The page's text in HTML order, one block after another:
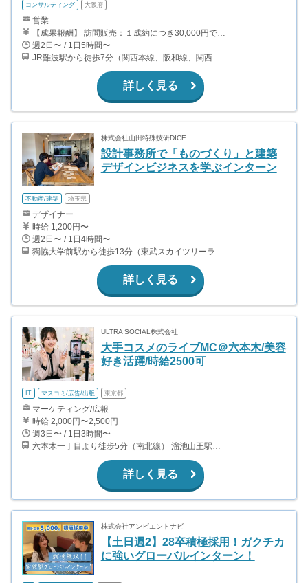
コンサルティング 大阪府
営業
【成果報酬】 訪問販売：１成約につき30,000円です。 例えば、光インターネットの成約であれば、平均的に2.5日で1件の契約が見込めます。（12,000円/1日6時間稼働） ＜月収例＞月に100万以上稼ぐ方もいます！ ・月5件成約：150,000円 ・月15件成約：450,000円 ・月30成約：900,000円➕マネジメントインセンティブ300,000円 合計1,200,000円 時給換算で2,000円程度が、平均的なインターン生の報酬となっています。
週2日〜 / 1日5時間〜
JR難波駅から徒歩7分（関西本線、阪和線、関西空港線） 大阪難波駅から徒歩13分（近鉄奈良線、阪神なんば線） 桜川駅から徒歩4分（大阪メトロ千日前線、阪神なんば線）
詳しく見る
株式会社山田特殊技研DICE
設計事務所で「ものづくり」と建築
デザインビジネスを学ぶインターン
不動産/建築 埼玉県
デザイナー
時給 1,200円〜
週2日〜 / 1日4時間〜
獨協大学前駅から徒歩13分（東武スカイツリーライン、東武伊勢崎線、東武日光線、鬼怒川線）
詳しく見る
ULTRA SOCIAL株式会社
大手コスメのライブMC＠六本木/美容
好き活躍/時給2500可
IT マスコミ/広告/出版 東京都
マーケティング/広報
時給 2,000円〜2,500円
週3日〜 / 1日3時間〜
六本木一丁目より徒歩5分（南北線） 溜池山王駅より徒歩10分（銀座線） 六本木駅より徒歩12分（日比谷線）
詳しく見る
株式会社アンビエントナビ
【土日週2】28卒積極採用！ガクチカ
に強いグローバルインターン！